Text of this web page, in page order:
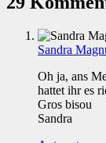
Sandra
Oh ja, ans
hattet ihr es
Gros bisou
Sandra